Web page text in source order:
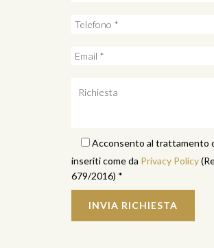
Acconsento al trattamento
inseriti come da Privacy Policy
679/2016) *